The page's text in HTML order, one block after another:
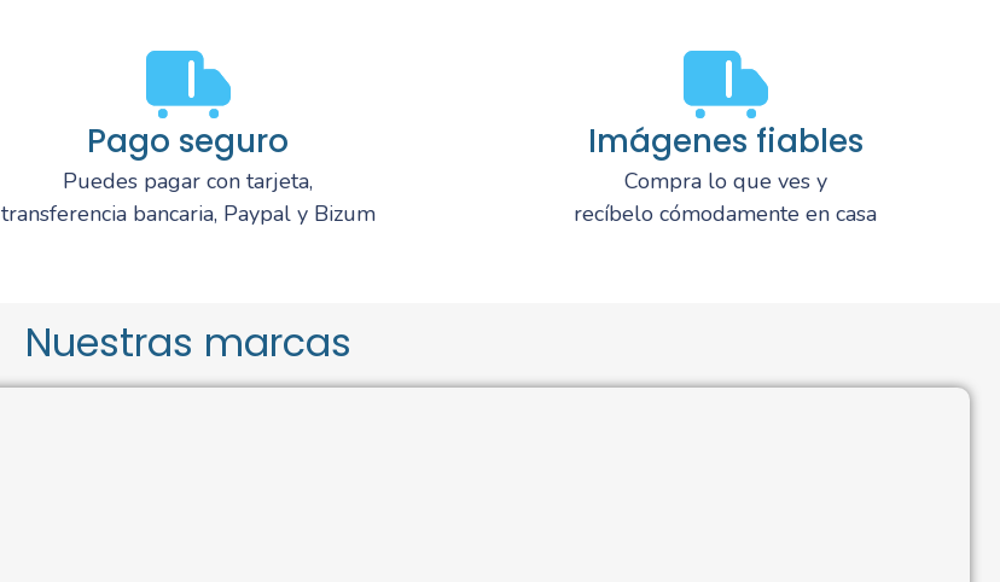
Pago seguro
Puedes pagar con tarjeta,
transferencia bancaria, Paypal y Bizum
Imágenes fiables
Compra lo que ves y
recíbelo cómodamente en casa
Nuestras marcas